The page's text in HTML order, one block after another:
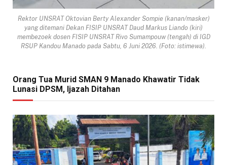
Rektor UNSRAT Oktovian Berty Alexander Sompie (kanan/masker)
yang ditemani Dekan FISIP UNSRAT Daud Markus Liando (kiri)
membezoek dosen FISIP UNSRAT Rivo Sumampouw (tengah) di IGD
RSUP Kandou Manado pada Sabtu, 6 Juni 2026. (Foto: istimewa).
Orang Tua Murid SMAN 9 Manado Khawatir Tidak
Lunasi DPSM, Ijazah Ditahan